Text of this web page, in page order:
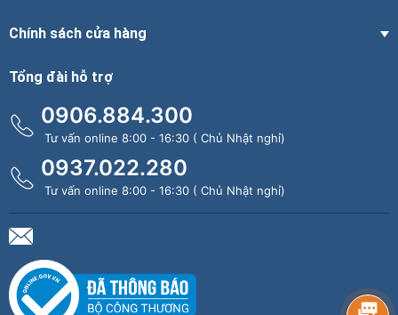
Chính sách cửa hàng
Tổng đài hỗ trợ
0906.884.300
Tư vấn online 8:00 - 16:30 ( Chủ Nhật nghỉ)
0937.022.280
Tư vấn online 8:00 - 16:30 ( Chủ Nhật nghỉ)